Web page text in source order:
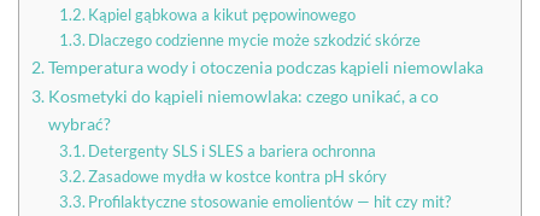
Kąpiel gąbkowa a kikut pępowinowego
Dlaczego codzienne mycie może szkodzić skórze
Temperatura wody i otoczenia podczas kąpieli niemowlaka
Kosmetyki do kąpieli niemowlaka: czego unikać, a co
wybrać?
Detergenty SLS i SLES a bariera ochronna
Zasadowe mydła w kostce kontra pH skóry
Profilaktyczne stosowanie emolientów — hit czy mit?